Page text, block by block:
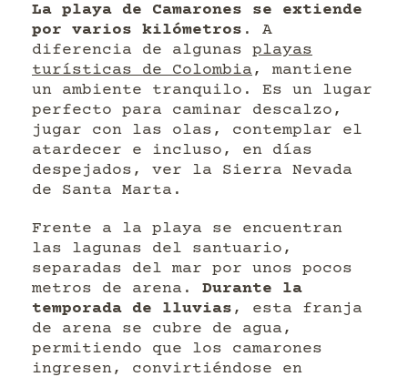
La playa de Camarones se extiende
por varios kilómetros . A
diferencia de algunas playas
turísticas de Colombia, mantiene
un ambiente tranquilo. Es un lugar
perfecto para caminar descalzo,
jugar con las olas, contemplar el
atardecer e incluso, en días
despejados, ver la Sierra Nevada
de Santa Marta.
Frente a la playa se encuentran
las lagunas del santuario,
separadas del mar por unos pocos
metros de arena. Durante la
temporada de lluvias , esta franja
de arena se cubre de agua,
permitiendo que los camarones
ingresen, convirtiéndose en